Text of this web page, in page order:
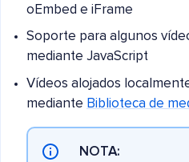
oEmbed e iFrame
Soporte para algunos
mediante JavaScript
Vídeos alojados
mediante Biblioteca de
NOTA: